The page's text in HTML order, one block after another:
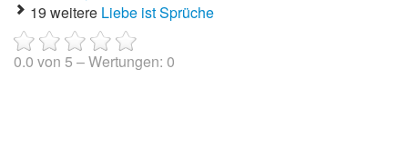
19 weitere Liebe ist Sprüche
0.0 von 5 – Wertungen: 0